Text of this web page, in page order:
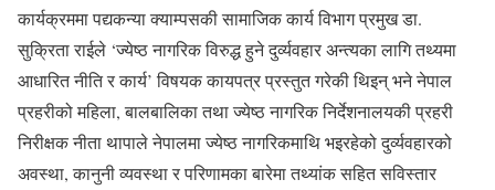
कार्यक्रममा पद्यकन्या क्याम्पसकी सामाजिक कार्य विभाग प्रमुख डा.
सुक्रिता राईले ‘ज्येष्ठ नागरिक विरुद्ध हुने दुर्व्यवहार अन्त्यका लागि तथ्यमा
आधारित नीति र कार्य’ विषयक कायपत्र प्रस्तुत गरेकी थिइन् भने नेपाल
प्रहरीको महिला, बालबालिका तथा ज्येष्ठ नागरिक निर्देशनालयकी प्रहरी
निरीक्षक नीता थापाले नेपालमा ज्येष्ठ नागरिकमाथि भइरहेको दुर्व्यवहारको
अवस्था, कानुनी व्यवस्था र परिणामका बारेमा तथ्यांक सहित सविस्तार